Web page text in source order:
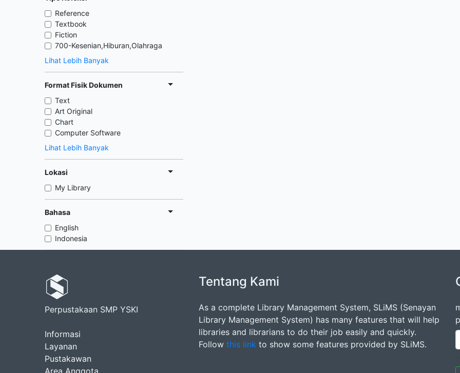
Reference
Textbook
Fiction
700-Kesenian,Hiburan,Olahraga
Lihat Lebih Banyak
Format Fisik Dokumen
Text
Art Original
Chart
Computer Software
Lihat Lebih Banyak
Lokasi
My Library
Bahasa
English
Indonesia
Perpustakaan SMP YSKI
Informasi
Layanan
Pustakawan
Area Anggota
Tentang Kami
As a complete Library Management System, SLiMS (Senayan
Library Management System) has many features that will help
libraries and librarians to do their job easily and quickly.
Follow this link to show some features provided by SLiMS.